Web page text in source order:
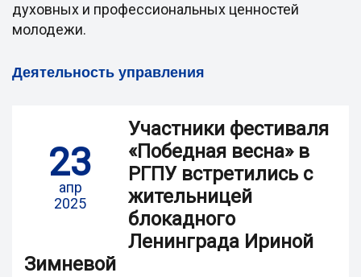
духовных и профессиональных ценностей
молодежи.
Деятельность управления
23
апр
2025
Участники фестиваля
«Победная весна» в
РГПУ встретились с
жительницей
блокадного
Ленинграда Ириной
Зимневой